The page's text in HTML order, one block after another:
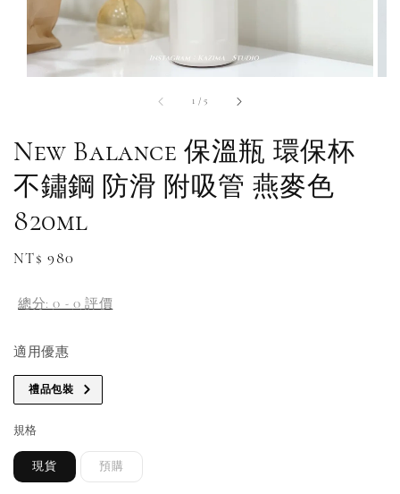
1 /5
New Balance 保溫瓶 環保杯
不鏽鋼 防滑 附吸管 燕麥色
820ml
Regular
NT$ 980
總分:0 - 0 評價
適用優惠
禮品包裝
規格
現貨 預購